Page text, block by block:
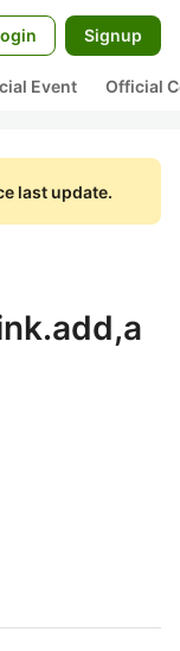
Signup
Event Official
last update.